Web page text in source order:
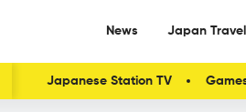
News Japan Travel
Japanese Station TV